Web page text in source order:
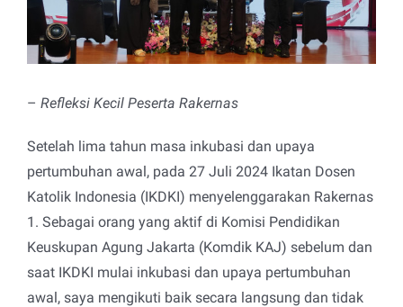
– Refleksi Kecil Peserta Rakernas
Setelah lima tahun masa inkubasi dan upaya
pertumbuhan awal, pada 27 Juli 2024 Ikatan Dosen
Katolik Indonesia (IKDKI) menyelenggarakan Rakernas
1. Sebagai orang yang aktif di Komisi Pendidikan
Keuskupan Agung Jakarta (Komdik KAJ) sebelum dan
saat IKDKI mulai inkubasi dan upaya pertumbuhan
awal, saya mengikuti baik secara langsung dan tidak